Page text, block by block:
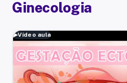
Ginecologia
▶Vídeo aula